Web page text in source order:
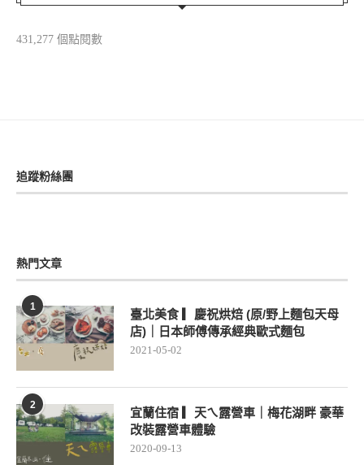
431,277 個點閱數
追蹤粉絲團
熱門文章
1
臺北美食 ▎慶祝烘焙 (原/野上麵包天母
店)｜日本師傅傳承經典歐式麵包
2021-05-02
2
宜蘭住宿 ▎天ㄟ露營車｜梅花湖畔 豪華
改裝露營車體驗
2020-09-13